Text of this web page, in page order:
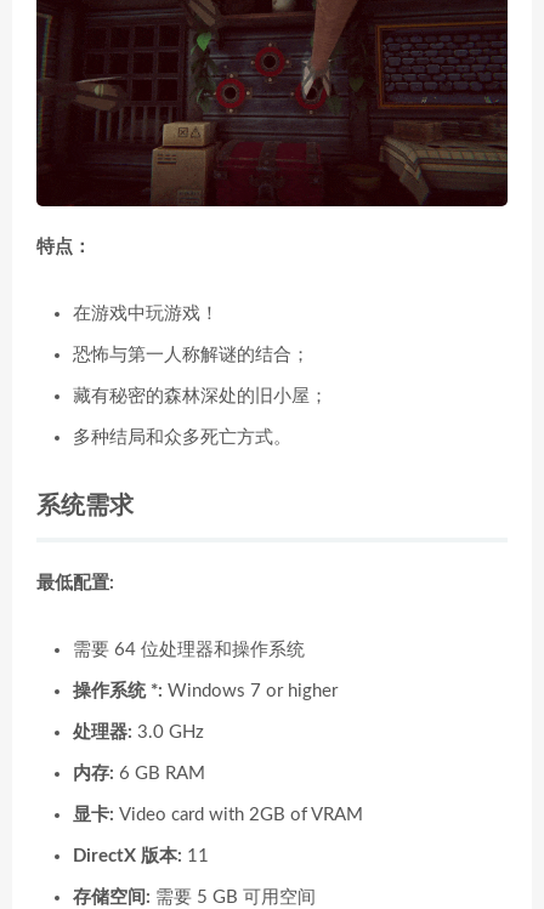
特点：
在游戏中玩游戏！
恐怖与第一人称解谜的结合；
藏有秘密的森林深处的旧小屋；
多种结局和众多死亡方式。
系统需求
最低配置:
需要 64 位处理器和操作系统
操作系统 *: Windows 7 or higher
处理器: 3.0 GHz
内存: 6 GB RAM
显卡: Video card with 2GB of VRAM
DirectX 版本: 11
存储空间: 需要 5 GB 可用空间